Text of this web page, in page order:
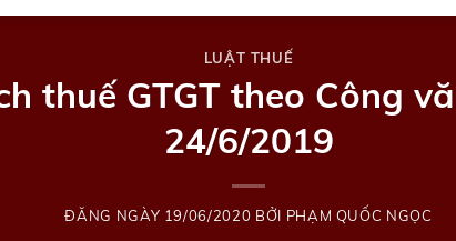
LUẬT THUẾ
thuế GTGT theo Công
24/6/2019
ĐĂNG NGÀY 19/06/2020 BỞI PHẠM QUỐC NGỌC